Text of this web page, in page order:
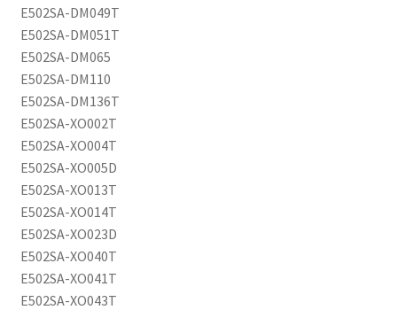
E502SA-DM049T
E502SA-DM051T
E502SA-DM065
E502SA-DM110
E502SA-DM136T
E502SA-XO002T
E502SA-XO004T
E502SA-XO005D
E502SA-XO013T
E502SA-XO014T
E502SA-XO023D
E502SA-XO040T
E502SA-XO041T
E502SA-XO043T